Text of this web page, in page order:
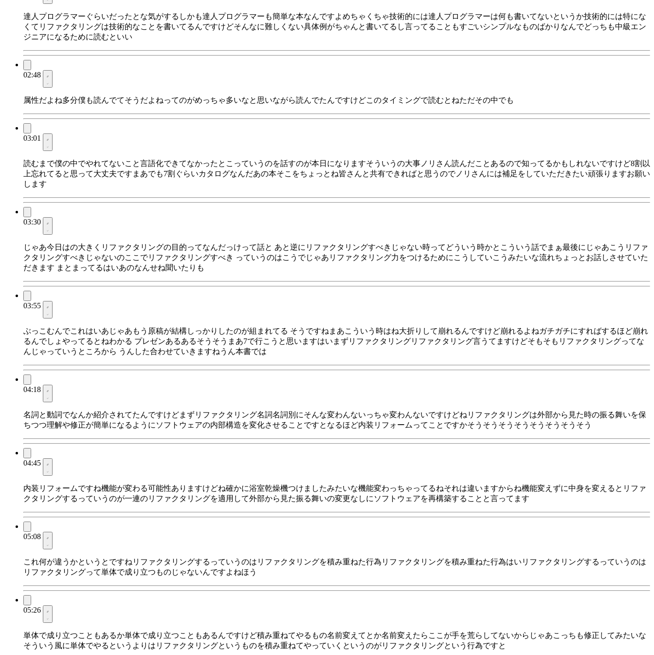
達人プログラマーぐらいだったとな気がするしかも達人プログラマーも簡単な本なんですよめちゃくちゃ技術的には達人プログラマーは何も書いてないというか技術的には特にな
くてリファクタリングは技術的なことを書いてるんですけどそんなに難しくない具体例がちゃんと書いてるし言ってることもすごいシンプルなものばかりなんでどっちも中級エン
ジニアになるために読むといい
02:48
属性だよね多分僕も読んでてそうだよねってのがめっちゃ多いなと思いながら読んでたんですけどこのタイミングで読むとねただその中でも
03:01
読むまで僕の中でやれてないこと言語化できてなかったとこっていうのを話すのが本日になりますそういうの大事ノリさん読んだことあるので知ってるかもしれないですけど8割以
上忘れてると思って大丈夫ですまあでも7割ぐらいカタログなんだあの本そこをちょっとね皆さんと共有できればと思うのでノリさんには補足をしていただきたい頑張りますお願い
します
03:30
じゃあ今日はの大きくリファクタリングの目的ってなんだっけって話と あと逆にリファクタリングすべきじゃない時ってどういう時かとこういう話でまぁ最後にじゃあこうリファ
クタリングすべきじゃないのここでリファクタリングすべき っていうのはこうでじゃあリファクタリング力をつけるためにこうしていこうみたいな流れちょっとお話しさせていた
だきます まとまってるはいあのなんせね聞いたりも
03:55
ぶっこむんでこれはいあじゃあもう原稿が結構しっかりしたのが組まれてる そうですねまあこういう時はね大折りして崩れるんですけど崩れるよねガチガチにすればするほど崩れ
るんでしょやってるとねわかる プレゼンあるあるそうそうまあ7で行こうと思いますはいまずリファクタリングリファクタリング言うてますけどそもそもリファクタリングってな
んじゃっていうところから うんした合わせていきますねうん本書では
04:18
名詞と動詞でなんか紹介されてたんですけどまずリファクタリング名詞名詞別にそんな変わんないっちゃ変わんないですけどねリファクタリングは外部から見た時の振る舞いを保
ちつつ理解や修正が簡単になるようにソフトウェアの内部構造を変化させることですとなるほど内装リフォームってことですかそうそうそうそうそうそうそうそう
04:45
内装リフォームですね機能が変わる可能性ありますけどね確かに浴室乾燥機つけましたみたいな機能変わっちゃってるねそれは違いますからね機能変えずに中身を変えるとリファ
クタリングするっていうのが一連のリファクタリングを適用して外部から見た振る舞いの変更なしにソフトウェアを再構築することと言ってます
05:08
これ何が違うかというとですねリファクタリングするっていうのはリファクタリングを積み重ねた行為リファクタリングを積み重ねた行為はいリファクタリングするっていうのは
リファクタリングって単体で成り立つものじゃないんですよねほう
05:26
単体で成り立つこともあるか単体で成り立つこともあるんですけど積み重ねてやるもの名前変えてとか名前変えたらここが手を荒らしてないからじゃあこっちも修正してみたいな
そういう風に単体でやるというよりはリファクタリングというものを積み重ねてやっていくというのがリファクタリングという行為ですと